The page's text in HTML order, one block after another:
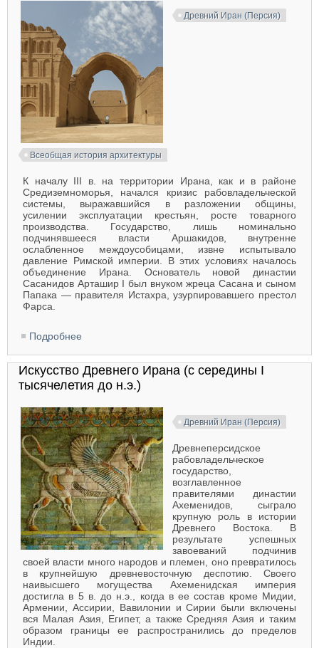
Древний Иран (Персия)
Всеобщая история архитектуры
К началу III в. на территории Ирана, как и в районе
Средиземноморья, начался кризис рабовладельческой
системы, выражавшийся в разложении общины,
усилении эксплуатации крестьян, росте товарного
производства. Государство, лишь номинально
подчинявшееся власти Аршакидов, внутренне
ослабленное междоусобицами, извне испытывало
давление Римской империи. В этих условиях началось
объединение Ирана. Основатель новой династии
Сасанидов Арташир I был внуком жреца Сасана и сыном
Папака — правителя Истахра, узурпировавшего престол
Фарса.
Подробнее
Искусство Древнего Ирана (с середины I
тысячелетия до н.э.)
Древний Иран (Персия)
Древнеперсидское
рабовладельческое
государство,
возглавленное
правителями династии
Ахеменидов, сыграло
крупную роль в истории
Древнего Востока. В
результате успешных
завоеваний подчинив
своей власти много народов и племен, оно превратилось
в крупнейшую древневосточную деспотию. Своего
наивысшего могущества Ахеменидская империя
достигла в 5 в. до н.э., когда в ее состав кроме Мидии,
Армении, Ассирии, Вавилонии и Сирии были включены
вся Малая Азия, Египет, а также Средняя Азия и таким
образом границы ее распространились до пределов
Индии.